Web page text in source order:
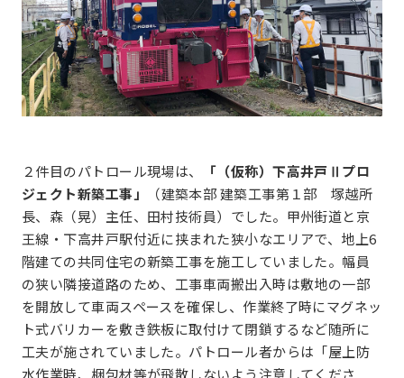
２件目のパトロール現場は、
「（仮称）下高井戸Ⅱプロ
ジェクト新築工事」
（建築本部 建築工事第１部 塚越所
長、森（晃）主任、田村技術員）でした。甲州街道と京
王線・下高井戸駅付近に挟まれた狭小なエリアで、地上6
階建ての共同住宅の新築工事を施工していました。幅員
の狭い隣接道路のため、工事車両搬出入時は敷地の一部
を開放して車両スペースを確保し、作業終了時にマグネッ
ト式バリカーを敷き鉄板に取付けて閉鎖するなど随所に
工夫が施されていました。パトロール者からは「屋上防